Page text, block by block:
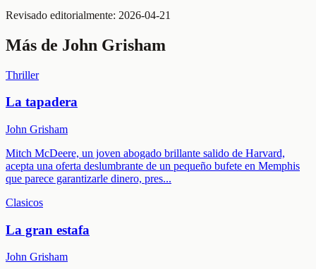
Revisado editorialmente: 2026-04-21
Más de John Grisham
Thriller
La tapadera
John Grisham
Mitch McDeere, un joven abogado brillante salido de Harvard,
acepta una oferta deslumbrante de un pequeño bufete en Memphis
que parece garantizarle dinero, pres...
Clasicos
La gran estafa
John Grisham